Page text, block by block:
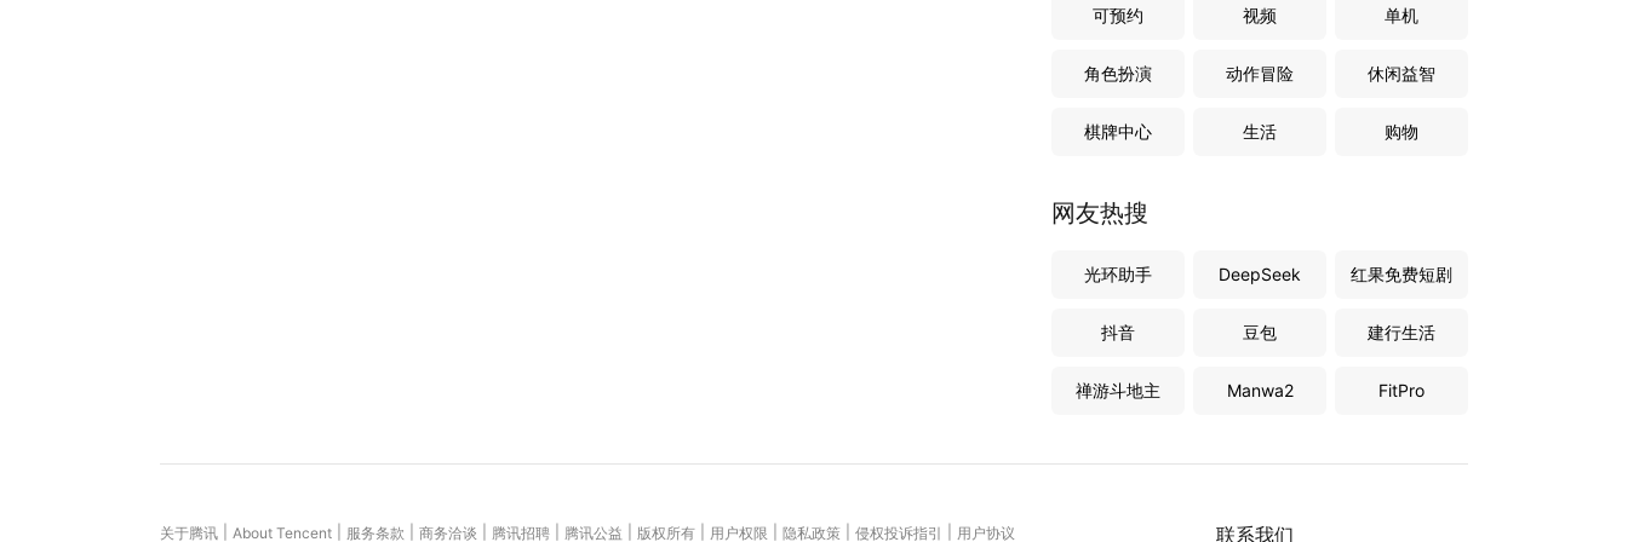
可预约 视频 单机
角色扮演 动作冒险 休闲益智
棋牌中心 生活 购物
网友热搜
光环助手 DeepSeek 红果免费短剧
抖音 豆包 建行生活
禅游斗地主 Manwa2 FitPro
联系我们
关于腾讯 About Tencent 服务条款 商务洽谈 腾讯招聘 腾讯公益 版权所有 用户权限 隐私政策 侵权投诉指引 用户协议